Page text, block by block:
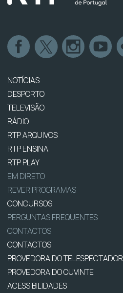
NOTÍCIAS
DESPORTO
TELEVISÃO
RÁDIO
RTP ARQUIVOS
RTP ENSINA
RTP PLAY
EM DIRETO
REVER PROGRAMAS
CONCURSOS
PERGUNTAS FREQUENTES
CONTACTOS
CONTACTOS
PROVEDORA DO TELESPECTADOR
PROVEDORA DO OUVINTE
ACESSIBILIDADES